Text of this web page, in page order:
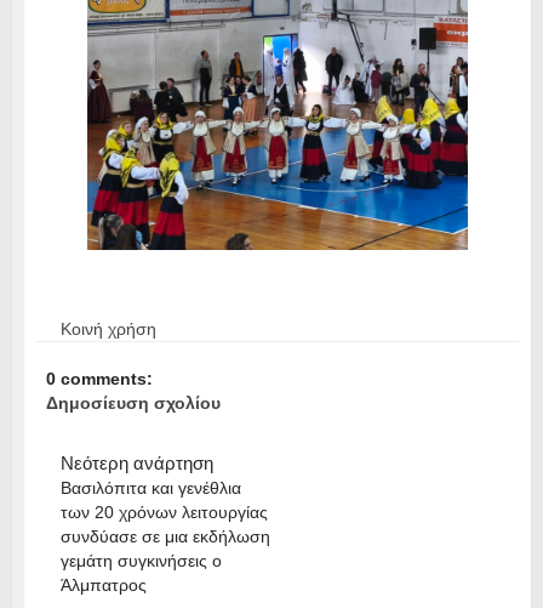
Κοινή χρήση
0 comments:
Δημοσίευση σχολίου
Νεότερη ανάρτηση
Βασιλόπιτα και γενέθλια
των 20 χρόνων λειτουργίας
συνδύασε σε μια εκδήλωση
γεμάτη συγκινήσεις ο
Άλμπατρος